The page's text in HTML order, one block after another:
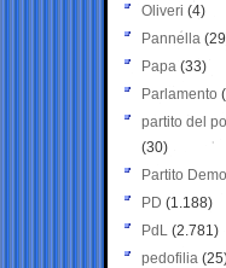
Oliveri (4)
Pannella
Papa (33)
Parlamento
partito del
(30)
Partito
PD (1.188)
PdL (2.781)
pedofilia